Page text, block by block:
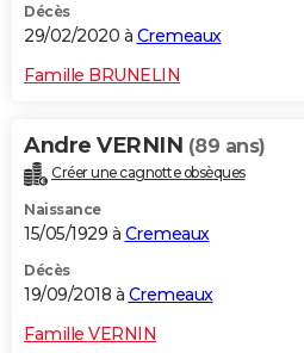
Décès
29/02/2020 à Cremeaux
Famille BRUNELIN
Andre VERNIN (89 ans)
Créer une cagnotte obsèques
Naissance
15/05/1929 à Cremeaux
Décès
19/09/2018 à Cremeaux
Famille VERNIN